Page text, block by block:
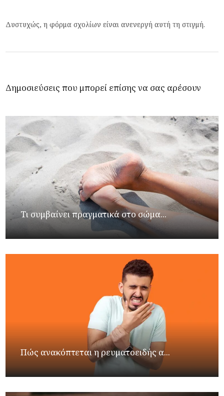
Δυστυχώς, η φόρμα σχολίων είναι ανενεργή αυτή τη στιγμή.
Δημοσιεύσεις που μπορεί επίσης να σας αρέσουν
Τι συμβαίνει πραγματικά στο σώμα...
Πώς ανακόπτεται η ρευματοειδής α...